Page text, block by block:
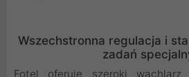
Wszechstronna regulacja i
zadań
Fotel oferuje szeroki wachlarz